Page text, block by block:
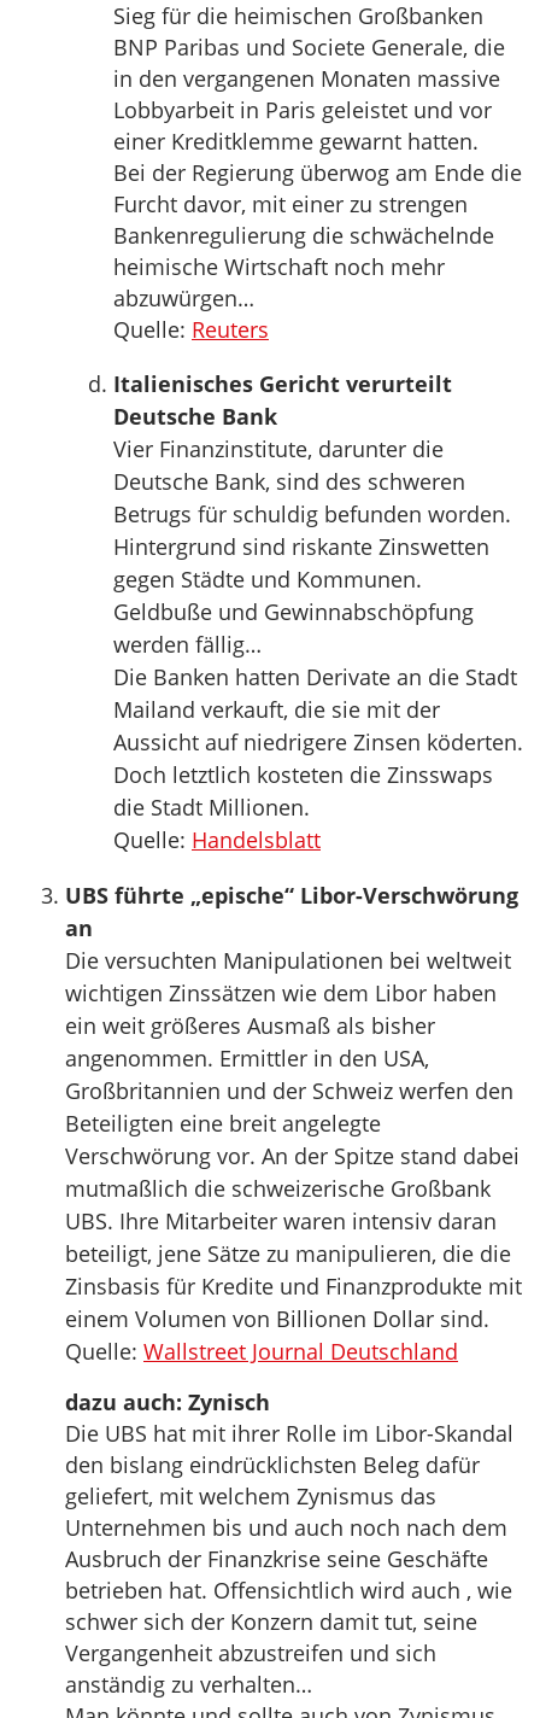
Sieg für die heimischen Großbanken
BNP Paribas und Societe Generale, die
in den vergangenen Monaten massive
Lobbyarbeit in Paris geleistet und vor
einer Kreditklemme gewarnt hatten.
Bei der Regierung überwog am Ende die
Furcht davor, mit einer zu strengen
Bankenregulierung die schwächelnde
heimische Wirtschaft noch mehr
abzuwürgen…
Quelle: Reuters
Italienisches Gericht verurteilt
Deutsche Bank
Vier Finanzinstitute, darunter die
Deutsche Bank, sind des schweren
Betrugs für schuldig befunden worden.
Hintergrund sind riskante Zinswetten
gegen Städte und Kommunen.
Geldbuße und Gewinnabschöpfung
werden fällig…
Die Banken hatten Derivate an die Stadt
Mailand verkauft, die sie mit der
Aussicht auf niedrigere Zinsen köderten.
Doch letztlich kosteten die Zinsswaps
die Stadt Millionen.
Quelle: Handelsblatt
UBS führte „epische“ Libor-Verschwörung
an
Die versuchten Manipulationen bei weltweit
wichtigen Zinssätzen wie dem Libor haben
ein weit größeres Ausmaß als bisher
angenommen. Ermittler in den USA,
Großbritannien und der Schweiz werfen den
Beteiligten eine breit angelegte
Verschwörung vor. An der Spitze stand dabei
mutmaßlich die schweizerische Großbank
UBS. Ihre Mitarbeiter waren intensiv daran
beteiligt, jene Sätze zu manipulieren, die die
Zinsbasis für Kredite und Finanzprodukte mit
einem Volumen von Billionen Dollar sind.
Quelle: Wallstreet Journal Deutschland
dazu auch: Zynisch
Die UBS hat mit ihrer Rolle im Libor-Skandal
den bislang eindrücklichsten Beleg dafür
geliefert, mit welchem Zynismus das
Unternehmen bis und auch noch nach dem
Ausbruch der Finanzkrise seine Geschäfte
betrieben hat. Offensichtlich wird auch , wie
schwer sich der Konzern damit tut, seine
Vergangenheit abzustreifen und sich
anständig zu verhalten…